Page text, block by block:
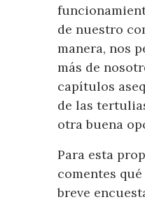
de nuestro
manera, nos
más de
capítulos
de las
otra buena
Para esta
comentes
breve